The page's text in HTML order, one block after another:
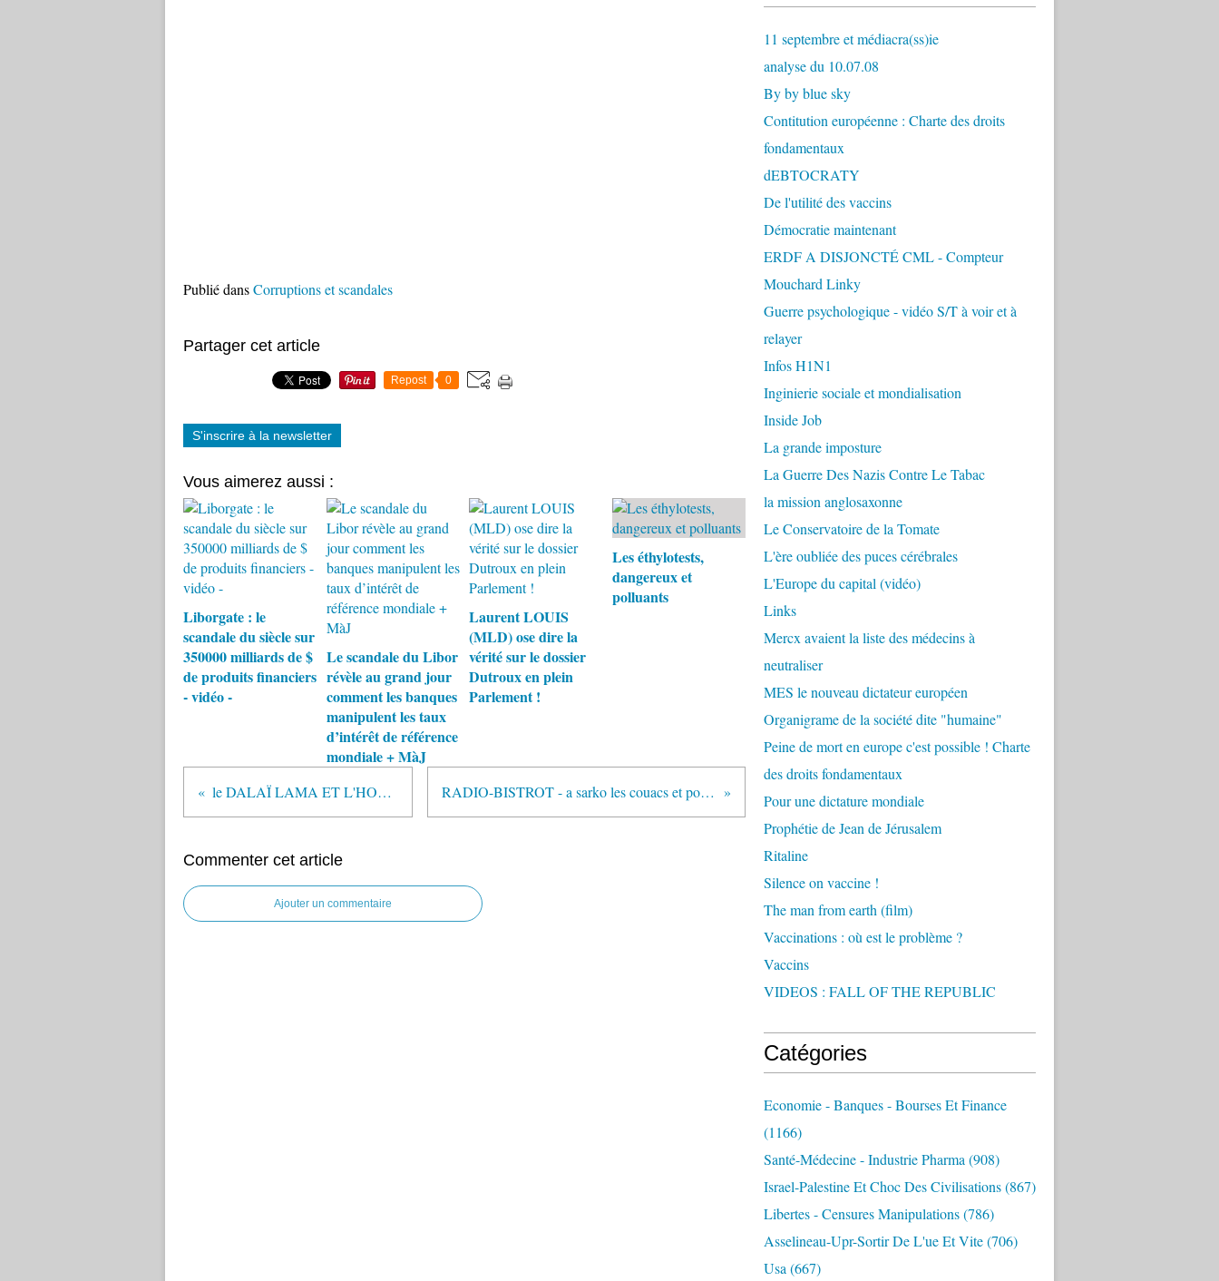
Publié dansCorruptions et scandales
Partager cet article
Repost 0
S'inscrire à la newsletter
Vous aimerez aussi :
Liborgate : le
scandale du siècle sur
350000 milliards de $
de produits financiers
- vidéo -
Le scandale du Libor
révèle au grand jour
comment les banques
manipulent les taux
d’intérêt de référence
mondiale + MàJ
Laurent LOUIS
(MLD) ose dire la
vérité sur le dossier
Dutroux en plein
Parlement !
Les éthylotests,
dangereux et
polluants
le DALAÏ LAMA ET L'HONNEUR NAZI RADIO-BISTROT - a sarko les couacs et pour nous c'est "couic"
Commenter cet article
Ajouter un commentaire
11 septembre et médiacra(ss)ie
analyse du 10.07.08
By by blue sky
Contitution européenne : Charte des droits
fondamentaux
dEBTOCRATY
De l'utilité des vaccins
Démocratie maintenant
ERDF A DISJONCTÉ CML - Compteur
Mouchard Linky
Guerre psychologique - vidéo S/T à voir et à
relayer
Infos H1N1
Inginierie sociale et mondialisation
Inside Job
La grande imposture
La Guerre Des Nazis Contre Le Tabac
la mission anglosaxonne
Le Conservatoire de la Tomate
L'ère oubliée des puces cérébrales
L'Europe du capital (vidéo)
Links
Mercx avaient la liste des médecins à
neutraliser
MES le nouveau dictateur européen
Organigrame de la société dite "humaine"
Peine de mort en europe c'est possible ! Charte
des droits fondamentaux
Pour une dictature mondiale
Prophétie de Jean de Jérusalem
Ritaline
Silence on vaccine !
The man from earth (film)
Vaccinations : où est le problème ?
Vaccins
VIDEOS : FALL OF THE REPUBLIC
Catégories
Economie - Banques - Bourses Et Finance
(1166)
Santé-Médecine - Industrie Pharma (908)
Israel-Palestine Et Choc Des Civilisations(867)
Libertes - Censures Manipulations(786)
Asselineau-Upr-Sortir De L'ue Et Vite(706)
Usa (667)